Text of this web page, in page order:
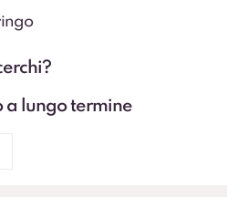
a lungo termine